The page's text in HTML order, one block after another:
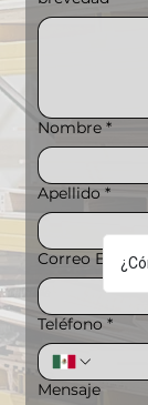
Nombre *
Apellido *
Correo
Teléfono *
Mensaje